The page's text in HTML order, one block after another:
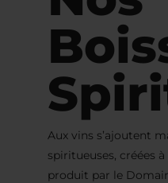
Aux vins s’ajoutent
spiritueuses, créées
produit par le